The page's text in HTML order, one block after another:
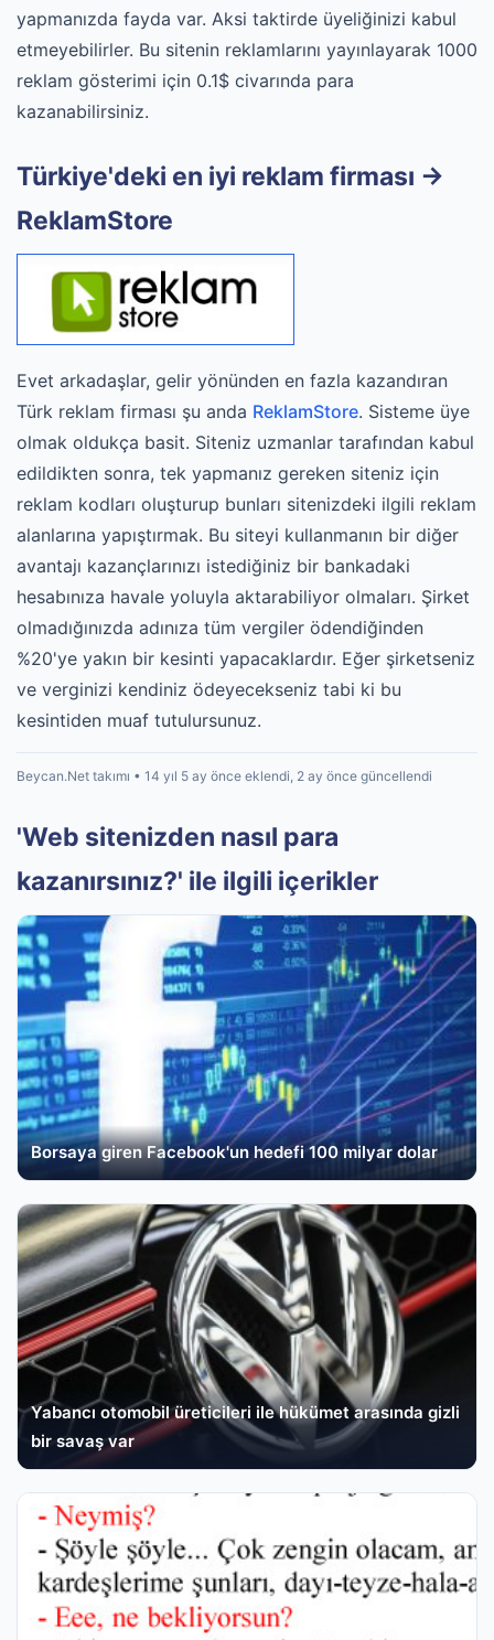
yapmanızda fayda var. Aksi taktirde üyeliğinizi kabul
etmeyebilirler. Bu sitenin reklamlarını yayınlayarak 1000
reklam gösterimi için 0.1$ civarında para
kazanabilirsiniz.
Türkiye'deki en iyi reklam firması ->
ReklamStore
Evet arkadaşlar, gelir yönünden en fazla kazandıran
Türk reklam firması şu anda ReklamStore. Sisteme üye
olmak oldukça basit. Siteniz uzmanlar tarafından kabul
edildikten sonra, tek yapmanız gereken siteniz için
reklam kodları oluşturup bunları sitenizdeki ilgili reklam
alanlarına yapıştırmak. Bu siteyi kullanmanın bir diğer
avantajı kazançlarınızı istediğiniz bir bankadaki
hesabınıza havale yoluyla aktarabiliyor olmaları. Şirket
olmadığınızda adınıza tüm vergiler ödendiğinden
%20'ye yakın bir kesinti yapacaklardır. Eğer şirketseniz
ve verginizi kendiniz ödeyecekseniz tabi ki bu
kesintiden muaf tutulursunuz.
Beycan.Net takımı • 14 yıl 5 ay önce eklendi, 2 ay önce güncellendi
'Web sitenizden nasıl para
kazanırsınız?' ile ilgili içerikler
Borsaya giren Facebook'un hedefi 100 milyar dolar
Yabancı otomobil üreticileri ile hükümet arasında gizli
bir savaş var